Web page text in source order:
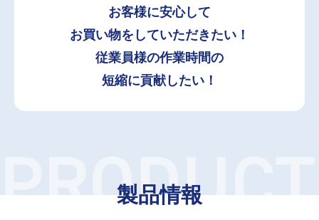
お客様に安心して
お買い物をしていただきたい！
従業員様の作業時間の
短縮に貢献したい！
製品情報